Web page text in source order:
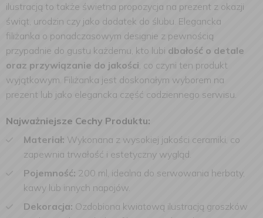
ilustracją to także świetna propozycja na prezent z okazji
świąt, urodzin czy jako dodatek do ślubu. Elegancka
filiżanka o ponadczasowym designie z pewnością
przypadnie do gustu każdemu, kto lubi dbałość o detale
oraz przywiązanie do jakości, co czyni ten produkt
wyjątkowym. Filiżanka jest doskonałym wyborem na
prezent lub jako elegancka część codziennego serwisu.
Najważniejsze Cechy Produktu:
Materiał: Wykonana z wysokiej jakości ceramiki, co
zapewnia trwałość i estetyczny wygląd.
Pojemność: 200 ml, idealna do serwowania herbaty,
kawy lub innych napojów.
Dekoracja: Ozdobiona kwiatową ilustracją groszków